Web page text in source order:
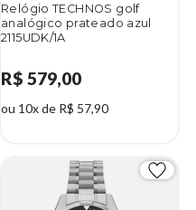
Relógio TECHNOS golf
analógico prateado azul
2115UDK/1A
R$ 579,00
ou 10x de R$ 57,90